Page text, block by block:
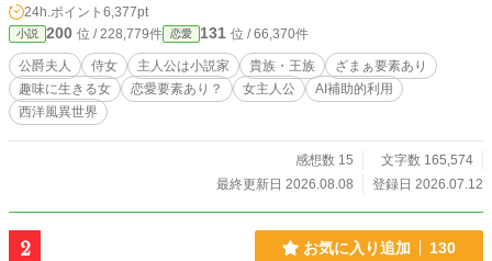
てみたかったのよね。」 さらに自ら変装して本邸へ潜入し、夫の愛人アリスの
専属侍女・アレットとして働き始めて…… 傲慢な夫と、わがままな義妹。 二人
の日常は、小説のネタの宝庫だった。 「せっかくだし、小説を書きましょう。
名前は“お邪魔虫夫人”がいいわね。」 こうして書き上げられた物語は朝刊小説と
して貴族たちの間で瞬く間に大人気となり、「お邪魔虫夫人」の名は国中へ広ま
っていく。 そして誰も気づかないまま、小説に綴られた数々の出来事が、やが
24h.ポイント 6,377pt
小説 200 位 / 228,779件 恋愛 131 位 / 66,370件
公爵夫人 侍女 主人公は小説家 貴族・王族
ざまぁ要素あり
趣味に生きる女
恋愛要素あり？ 女主人公
AI補助的利用
西洋風異世界
感想数 15
文字数 165,574
最終更新日 2026.08.08
登録日 2026.07.12
2 お気に入り追加 130